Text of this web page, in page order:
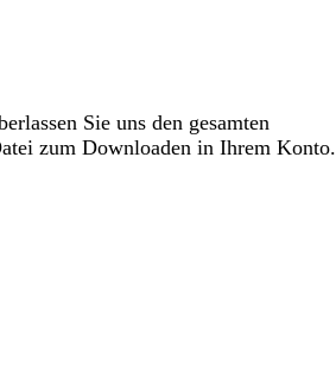
Sie uns den gesamten
zum Downloaden in Ihrem Konto.